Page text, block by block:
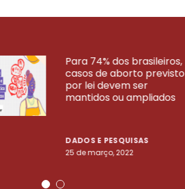
Para 74% dos brasileiros,
casos de aborto previsto
por lei devem ser
mantidos ou ampliados
DADOS E PESQUISAS
25 de março, 2022
MAIS PESQUISAS